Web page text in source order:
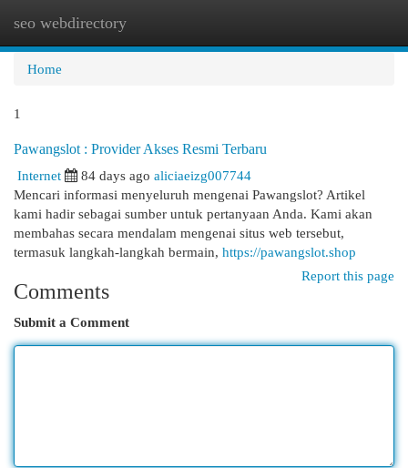
seo webdirectory
Home
1
Pawangslot : Provider Akses Resmi Terbaru
Internet
84 days ago aliciaeizg007744
Mencari informasi menyeluruh mengenai Pawangslot? Artikel
kami hadir sebagai sumber untuk pertanyaan Anda. Kami akan
membahas secara mendalam mengenai situs web tersebut,
termasuk langkah-langkah bermain, https://pawangslot.shop
Report this page
Comments
Submit a Comment